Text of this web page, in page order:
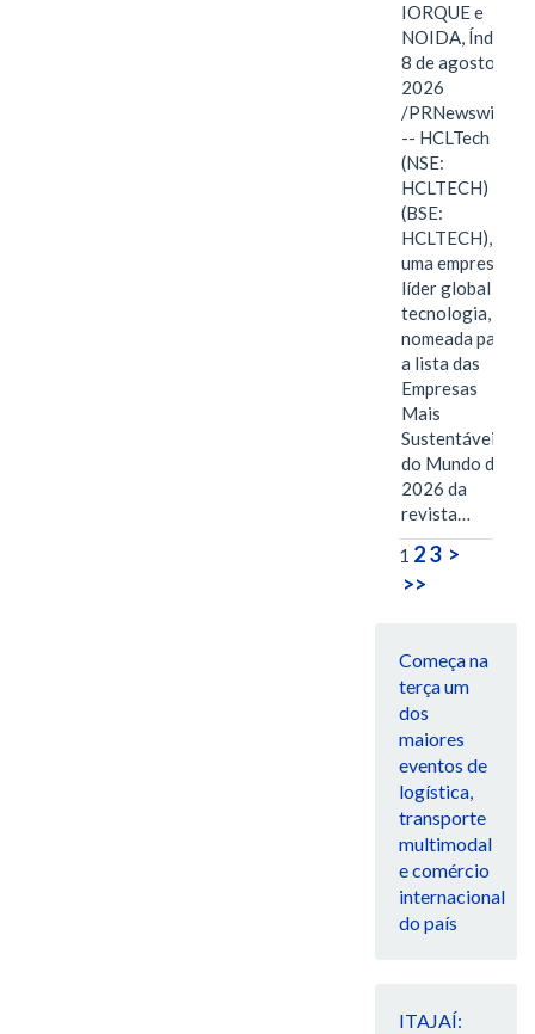
IORQUE e
NOIDA, Índia,
8 de agosto de
2026
/PRNewswire/
-- HCLTech
(NSE:
HCLTECH)
(BSE:
HCLTECH),
uma empresa
líder global em
tecnologia, foi
nomeada para
a lista das
Empresas
Mais
Sustentáveis
do Mundo de
2026 da
revista…
1 23 >
>>
Começa na
terça um
dos
maiores
eventos de
logística,
transporte
multimodal
e comércio
internacional
do país
ITAJAÍ: